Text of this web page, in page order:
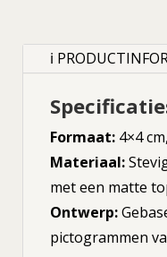
ℹ
Formaat: 4×4
Materiaal:
met een matte
Ontwerp:
pictogrammen